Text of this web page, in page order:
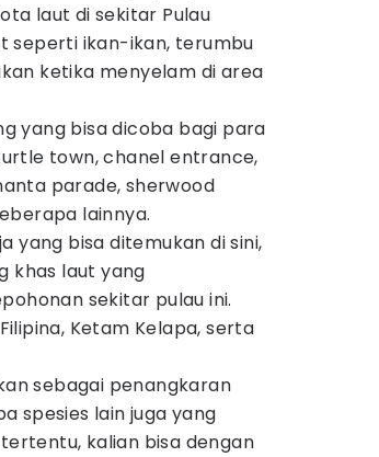
laut di sekitar Pulau
seperti ikan-ikan, terumbu
ketika menyelam di area
yang bisa dicoba bagi para
town, chanel entrance,
parade, sherwood
lainnya.
yang bisa ditemukan di sini,
khas laut yang
sekitar pulau ini.
Ketam Kelapa, serta
sebagai penangkaran
spesies lain juga yang
kalian bisa dengan